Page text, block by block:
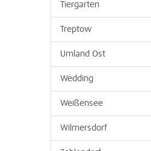
Tiergarten
Treptow
Umland Ost
Wedding
Weißensee
Wilmersdorf